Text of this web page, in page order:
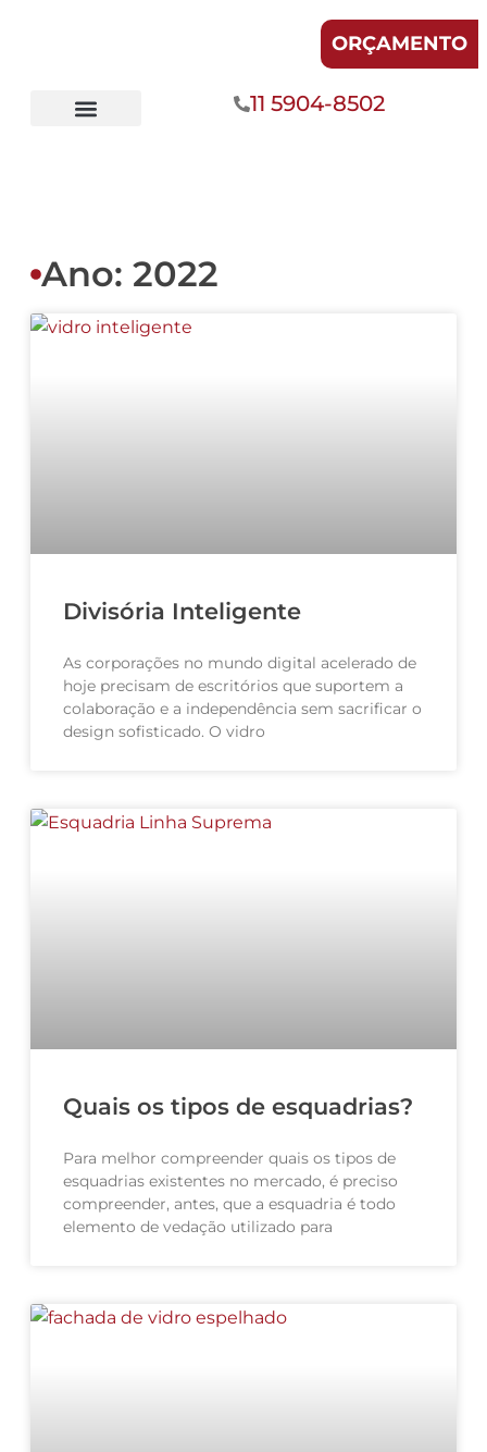
ORÇAMENTO
11 5904-8502
Ano: 2022
Divisória Inteligente
As corporações no mundo digital acelerado de
hoje precisam de escritórios que suportem a
colaboração e a independência sem sacrificar o
design sofisticado. O vidro
Quais os tipos de esquadrias?
Para melhor compreender quais os tipos de
esquadrias existentes no mercado, é preciso
compreender, antes, que a esquadria é todo
elemento de vedação utilizado para